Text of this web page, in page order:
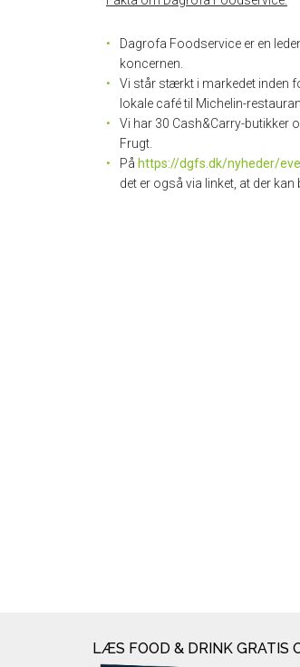
Dagrofa Foodservice er en
koncernen.
Vi står stærkt i markedet inden
lokale café til Michelin-
Vi har 30 Cash&Carry-butikker
Frugt.
På https://dgfs.dk/nyheder/
det er også via linket, at der
LÆS FOOD & DRINK GRATIS